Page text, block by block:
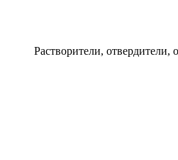
Растворители, отвердители,